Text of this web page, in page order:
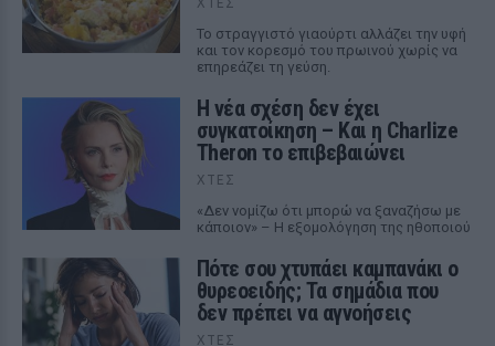
Το στραγγιστό γιαούρτι αλλάζει την υφή
και τον κορεσμό του πρωινού χωρίς να
επηρεάζει τη γεύση.
Η νέα σχέση δεν έχει
συγκατοίκηση – Και η Charlize
Theron το επιβεβαιώνει
ΧΤΕΣ
«Δεν νομίζω ότι μπορώ να ξαναζήσω με
κάποιον» – Η εξομολόγηση της ηθοποιού
Πότε σου χτυπάει καμπανάκι ο
θυρεοειδής; Τα σημάδια που
δεν πρέπει να αγνοήσεις
ΧΤΕΣ